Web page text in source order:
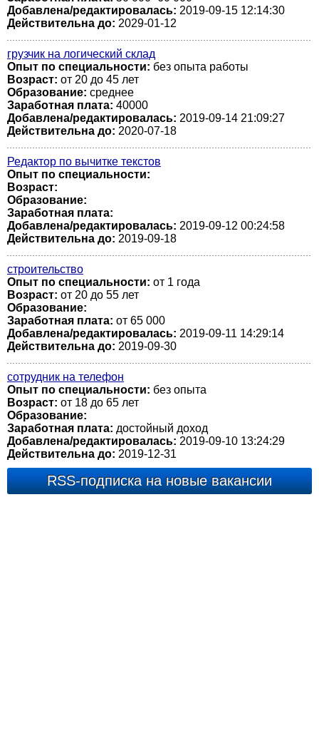
Добавлена/редактировалась: 2019-09-15 12:14:30
Действительна до: 2029-01-12
грузчик на логический склад
Опыт по специальности: без опыта работы
Возраст: от 20 до 45 лет
Образование: среднее
Заработная плата: 40000
Добавлена/редактировалась: 2019-09-14 21:09:27
Действительна до: 2020-07-18
Редактор по вычитке текстов
Опыт по специальности:
Возраст:
Образование:
Заработная плата:
Добавлена/редактировалась: 2019-09-12 00:24:58
Действительна до: 2019-09-18
строительство
Опыт по специальности: от 1 года
Возраст: от 20 до 55 лет
Образование:
Заработная плата: от 65 000
Добавлена/редактировалась: 2019-09-11 14:29:14
Действительна до: 2019-09-30
сотрудник на телефон
Опыт по специальности: без опыта
Возраст: от 18 до 65 лет
Образование:
Заработная плата: достойный доход
Добавлена/редактировалась: 2019-09-10 13:24:29
Действительна до: 2019-12-31
RSS-подписка на новые вакансии